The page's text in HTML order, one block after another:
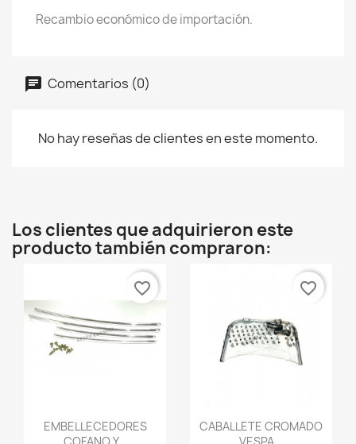
Recambio económico de importación.
Comentarios (0)
No hay reseñas de clientes en este momento.
Los clientes que adquirieron este
producto también compraron:
Vista rápida
EMBELLECEDORES
favorite_border
 Vista rápida
CABALLETE CROMADO
favorite_border